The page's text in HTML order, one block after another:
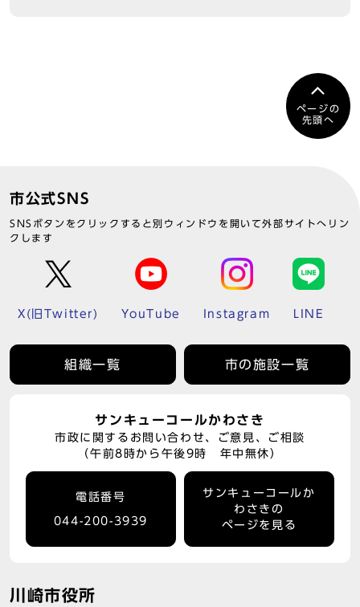
ページの
先頭へ
市公式SNS
SNSボタンをクリックすると別ウィンドウを開いて外部サイトへリン
クします
X(旧Twitter) YouTube Instagram LINE
組織一覧 市の施設一覧
サンキューコールかわさき
市政に関するお問い合わせ、ご意見、ご相談
（午前8時から午後9時 年中無休）
電話番号
044-200-3939
サンキューコールか
わさきの
ページを見る
川崎市役所